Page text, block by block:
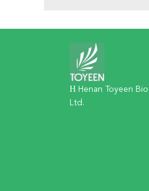
Η Henan Toyeen
Ltd.